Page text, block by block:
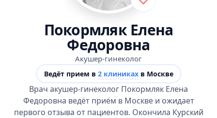
Покормляк Елена
Федоровна
Акушер-гинеколог
Ведёт прием в 2 клиникахв Москве
Врач акушер-гинеколог Покормляк Елена
Федоровна ведёт приём в Москве и ожидает
первого отзыва от пациентов. Окончила Курский